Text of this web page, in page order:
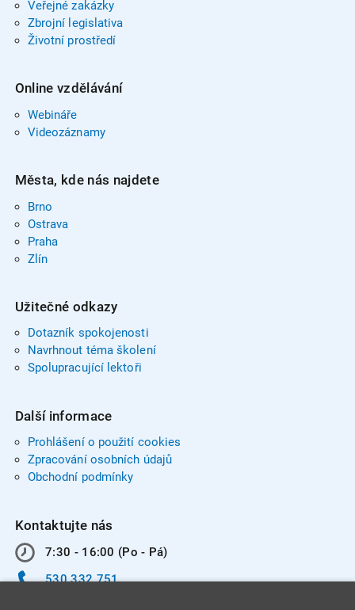
Veřejné zakázky
Zbrojní legislativa
Životní prostředí
Online vzdělávání
Webináře
Videozáznamy
Města, kde nás najdete
Brno
Ostrava
Praha
Zlín
Užitečné odkazy
Dotazník spokojenosti
Navrhnout téma školení
Spolupracující lektoři
Další informace
Prohlášení o použití cookies
Zpracování osobních údajů
Obchodní podmínky
Kontaktujte nás
7:30 - 16:00 (Po - Pá)
530 332 751